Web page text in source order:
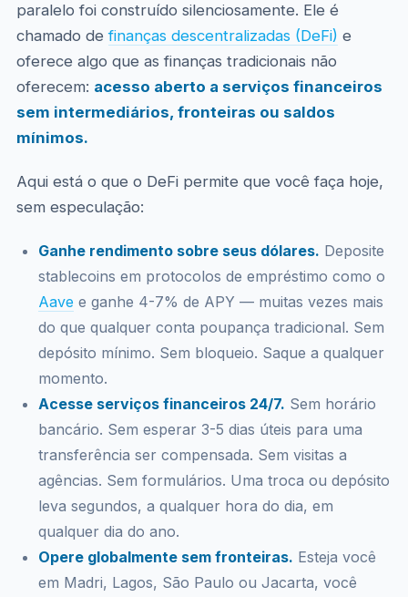
paralelo foi construído silenciosamente. Ele é
chamado definanças descentralizadas (DeFi) e
oferece algo que as finanças tradicionais não
oferecem: acesso aberto a serviços financeiros
sem intermediários, fronteiras ou saldos
mínimos.
Aqui está o que o DeFi permite que você faça hoje,
sem especulação:
Ganhe rendimento sobre seus dólares. Deposite
stablecoins em protocolos de empréstimo como o
Aave e ganhe 4-7% de APY — muitas vezes mais
do que qualquer conta poupança tradicional. Sem
depósito mínimo. Sem bloqueio. Saque a qualquer
momento.
Acesse serviços financeiros 24/7. Sem horário
bancário. Sem esperar 3-5 dias úteis para uma
transferência ser compensada. Sem visitas a
agências. Sem formulários. Uma troca ou depósito
leva segundos, a qualquer hora do dia, em
qualquer dia do ano.
Opere globalmente sem fronteiras. Esteja você
em Madri, Lagos, São Paulo ou Jacarta, você